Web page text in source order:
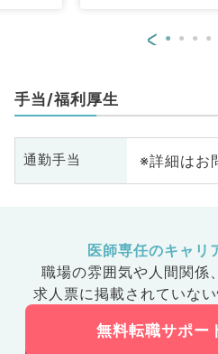
<
手当/福利厚生
通勤手当 ※詳細はお
医師専任のキャリ
職場の雰囲気や人間関係、
求人票に掲載されていな
無料転職サポー